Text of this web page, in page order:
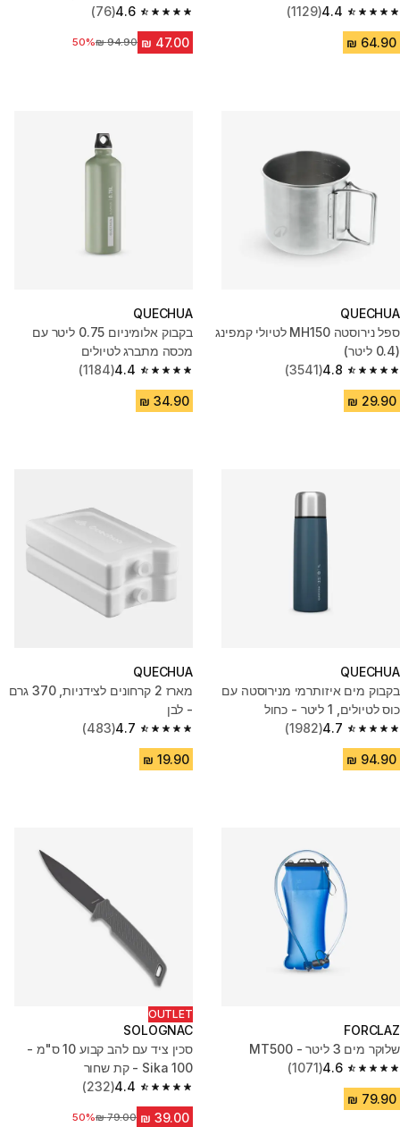
4.4
4.4 out of 5 stars from 1129 reviews
(1129)
4.6
4.6 out of 5 stars from 76 reviews
(76)
מחיר לפני הנחה‏94.90 ₪
50%
QUECHUA
ספל נירוסטה MH150 לטיולי קמפינג
(0.4 ליטר)
4.8
4.8 out of 5 stars from 3541 reviews
(3541)
QUECHUA
בקבוק אלומיניום 0.75 ליטר עם
מכסה מתברג לטיולים
4.4
4.4 out of 5 stars from 1184 reviews
(1184)
QUECHUA
בקבוק מים איזותרמי מנירוסטה עם
כוס לטיולים, 1 ליטר - כחול
4.7
4.7 out of 5 stars from 1982 reviews
(1982)
QUECHUA
מארז 2 קרחונים לצידניות, 370 גרם
- לבן
4.7
4.7 out of 5 stars from 483 reviews
(483)
FORCLAZ
שלוקר מים 3 ליטר - MT500
4.6
4.6 out of 5 stars from 1071 reviews
(1071)
OUTLET
SOLOGNAC
סכין ציד עם להב קבוע 10 ס"מ -
Sika 100 - קת שחור
4.4
4.4 out of 5 stars from 232 reviews
(232)
מחיר לפני הנחה‏79.00 ₪
50%